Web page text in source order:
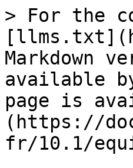
> For the
Markdown
available
page is
(https://
fr/10.1/